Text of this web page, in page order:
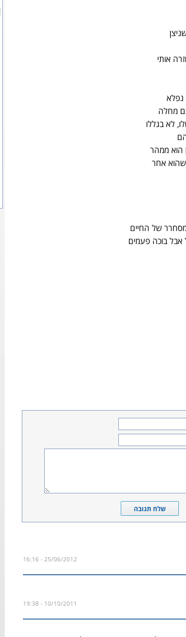
אותי
נפלא
מחלה
לא בגללו
הוא ממהר
שהוא אחר
של החיים
אבל בוכה פעמים
25/06/2012 - 16:16
10/10/2011 - 19:38